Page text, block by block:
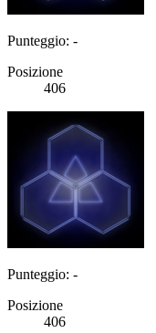
Punteggio: -
Posizione
406
Punteggio: -
Posizione
406